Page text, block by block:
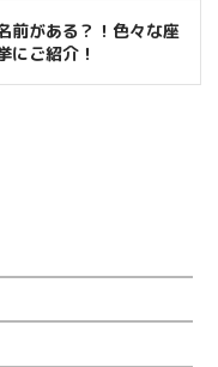
前がある？！色々な座
にご紹介！